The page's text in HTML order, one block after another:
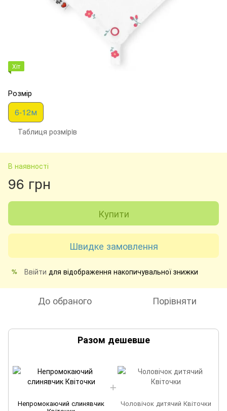
Хіт
Розмір
6-12м
Таблиця розмiрiв
В наявності
96 грн
Купити
Швидке замовлення
% Ввійти для відображення накопичувальної знижки
До обраного Порівняти
Разом дешевше
Непромокаючий слинявчик Чоловічок дитячий Квіточки